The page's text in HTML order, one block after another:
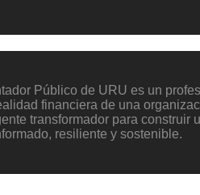
Público de URU es un
financiera de una
transformador para construir
resiliente y sostenible.